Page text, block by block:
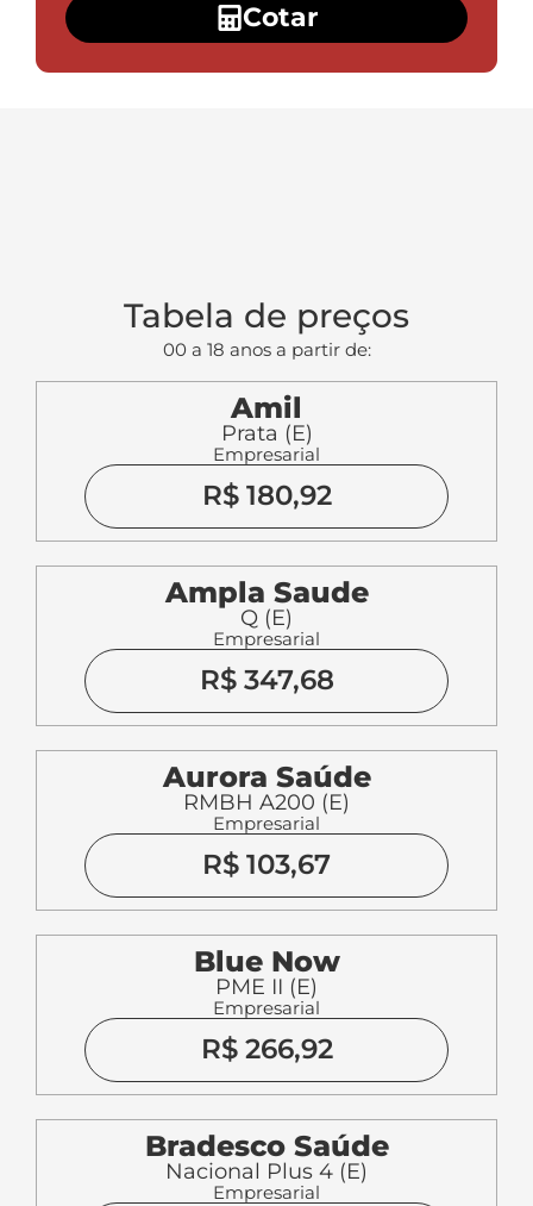
Cotar
Tabela de preços
00 a 18 anos a partir de:
Amil
Prata (E)
Empresarial
R$ 180,92
Ampla Saude
Q (E)
Empresarial
R$ 347,68
Aurora Saúde
RMBH A200 (E)
Empresarial
R$ 103,67
Blue Now
PME II (E)
Empresarial
R$ 266,92
Bradesco Saúde
Nacional Plus 4 (E)
Empresarial